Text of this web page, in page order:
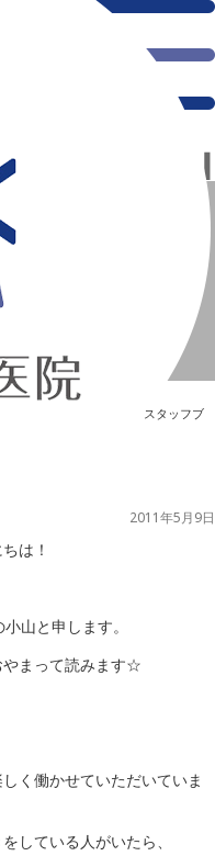
スタッフブ
2011年5月9日
は！
山と申します。
やまって読みます☆
く働かせていただいていま
している人がいたら、